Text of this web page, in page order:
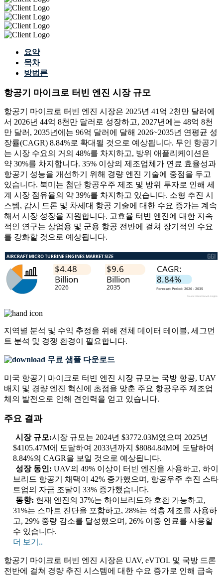
요약
목차
방법론
항공기 마이크로 터빈 엔진 시장 규모
항공기 마이크로 터빈 엔진 시장은 2025년 41억 2천만 달러에
서 2026년 44억 8천만 달러로 성장하고, 2027년에는 48억 8천
만 달러, 2035년에는 96억 달러에 달해 2026~2035년 연평균 성
장률(CAGR) 8.84%로 확대될 것으로 예상됩니다. 무인 항공기
는 시장 수요의 거의 48%를 차지하고, 방위 애플리케이션은
약 30%를 차지합니다. 35% 이상의 제조업체가 연료 효율성과
항공기 성능을 개선하기 위해 경량 엔진 기술에 중점을 두고
있습니다. 북미는 첨단 항공우주 제조 및 방위 투자로 인해 세
계 시장 점유율의 약 39%를 차지하고 있습니다. 소형 추진 시
스템, 감시 드론 및 차세대 항공 기술에 대한 수요 증가는 계속
해서 시장 성장을 지원합니다. 고효율 터빈 엔진에 대한 지속
적인 연구는 상업용 및 군용 항공 전반에 걸쳐 장기적인 수요
를 강화할 것으로 예상됩니다.
지역별 분석 및 수익 추정을 위해 전체 데이터 테이블, 세그먼
트 분석 및 경쟁 환경이 필요합니다.
무료 샘플 다운로드
미국 항공기 마이크로 터빈 엔진 시장 규모는 국방 항공, UAV
배치 및 경량 엔진 혁신에 초점을 맞춘 주요 항공우주 제조업
체의 발전으로 인해 견인력을 얻고 있습니다.
주요 결과
시장 규모:시장 규모는 2024년 $3772.03M였으며 2025년
$4105.47M에 도달하여 2033년까지 $8084.84M에 도달하여
8.84%의 CAGR을 보일 것으로 예상됩니다.
성장 동인: UAV의 49% 이상이 터빈 엔진을 사용하고, 하이
브리드 항공기 채택이 42% 증가했으며, 항공우주 추진 스타
트업의 자금 조달이 33% 증가했습니다.
동향: 현재 엔진의 37%는 하이브리드와 호환 가능하고,
31%는 스마트 진단을 포함하고, 28%는 적층 제조를 사용하
고, 29% 중량 감소를 달성했으며, 26% 이중 연료를 사용할
수 있습니다.
더 보기..
항공기 마이크로 터빈 엔진 시장은 UAV, eVTOL 및 국방 드론
전반에 걸쳐 경량 추진 시스템에 대한 수요 증가로 인해 급속